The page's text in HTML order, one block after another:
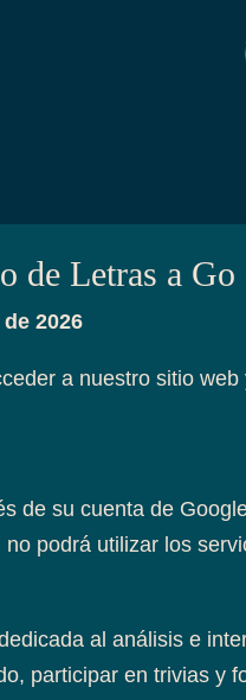
de Letras a Go
2026
a nuestro sitio
de su cuenta de
podrá utilizar los
al análisis e
participar en trivias y